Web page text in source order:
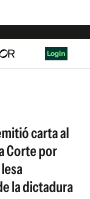
Login
carta al
Corte por
la dictadura